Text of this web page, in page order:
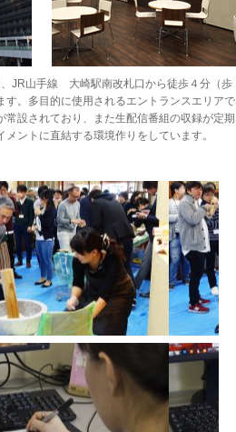
JR山手線 大崎駅南改札口から徒歩４分（歩
す。多目的に使用されるエントランスエリアで
常設されており、また生配信番組の収録が定期
ントに直結する環境作りをしています。